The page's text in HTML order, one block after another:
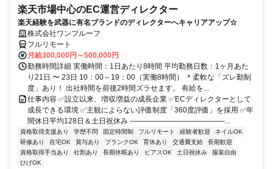
楽天市場中心のEC運営ディレクター
楽天経験を武器に有名ブランドのディレクターへキャリアアップ☆
株式会社ワンプルーフ
フルリモート
月給300,000円～500,000円
勤務時間詳細 実働時間：1日あたり8時間 平均勤務日数：1ヶ月あた
り21日 〜 23日 10：00～19：00（実働8時間） ＊柔軟な「ズレ勤制
度」あり！ 出社時間を前後2時間ズラせます。 有給を...
仕事内容 ✅設立以来、増収増益の成長企業 ✅ECディレクターとして
成長できる環境 ✅主観によらない評価制度「360度評価」を採用 ✅年
間休日平均128日＆土日祝休み ―――――――――――――...
資格取得支援あり 学歴不問 固定時間制 フルリモート 経験者歓迎
ネイルOK
研修あり
在宅OK 賞与あり ブランクOK 育休あり 交通費支給
長期歓迎
資格取得手当あり
社割あり 長期休暇あり ピアスOK 土日祝休み
服装自由
ひげOK